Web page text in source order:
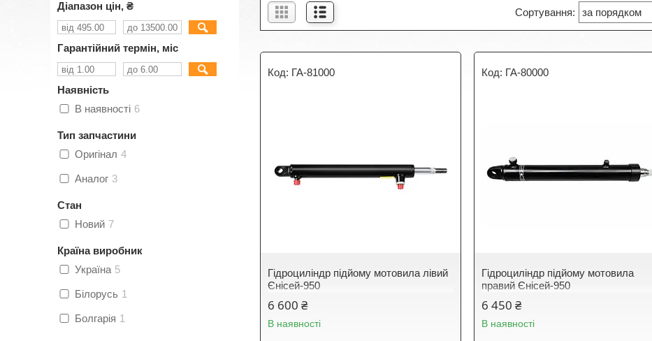
ГА-81000
Гідроциліндр підйому мотовила лівий
Єнісей-950
6 600 ₴
В наявності
ГА-80000
Гідроциліндр підйому мотовила
правий Єнісей-950
6 450 ₴
В наявності
Діапазон цін, ₴
Гарантійний термін, міс
Наявність
В наявності 6
Тип запчастини
Оригінал 4
Аналог 3
Стан
Новий 7
Країна виробник
Україна 5
Білорусь 1
Болгарія 1